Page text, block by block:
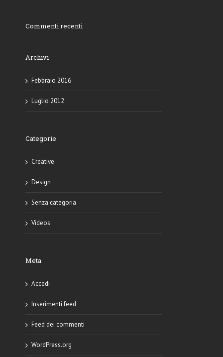
Commenti recenti
Archivi
Febbraio 2016
Luglio 2012
Categorie
Creative
Design
Senza categoria
Videos
Meta
Accedi
Inserimenti feed
Feed dei commenti
WordPress.org